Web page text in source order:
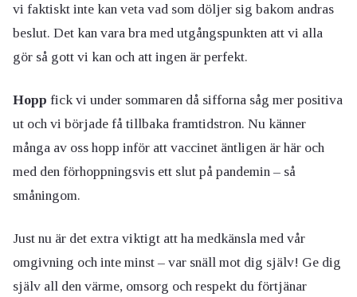
vi faktiskt inte kan veta vad som döljer sig bakom andras
beslut. Det kan vara bra med utgångspunkten att vi alla
gör så gott vi kan och att ingen är perfekt.
Hopp fick vi under sommaren då sifforna såg mer positiva
ut och vi började få tillbaka framtidstron. Nu känner
många av oss hopp inför att vaccinet äntligen är här och
med den förhoppningsvis ett slut på pandemin – så
småningom.
Just nu är det extra viktigt att ha medkänsla med vår
omgivning och inte minst – var snäll mot dig själv! Ge dig
själv all den värme, omsorg och respekt du förtjänar